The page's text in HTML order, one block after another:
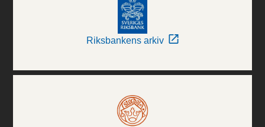
Riksbankens arkiv